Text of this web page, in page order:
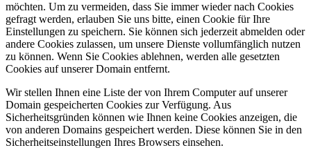
möchten. Um zu vermeiden, dass Sie immer wieder nach Cookies
gefragt werden, erlauben Sie uns bitte, einen Cookie für Ihre
Einstellungen zu speichern. Sie können sich jederzeit abmelden oder
andere Cookies zulassen, um unsere Dienste vollumfänglich nutzen
zu können. Wenn Sie Cookies ablehnen, werden alle gesetzten
Cookies auf unserer Domain entfernt.
Wir stellen Ihnen eine Liste der von Ihrem Computer auf unserer
Domain gespeicherten Cookies zur Verfügung. Aus
Sicherheitsgründen können wie Ihnen keine Cookies anzeigen, die
von anderen Domains gespeichert werden. Diese können Sie in den
Sicherheitseinstellungen Ihres Browsers einsehen.